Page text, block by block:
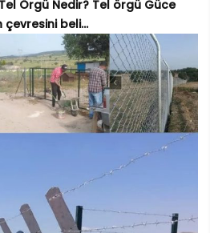
Örgü Nedir? Tel örgü Güce
çevresini beli...